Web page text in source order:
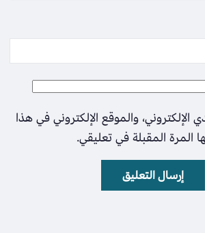
والموقع الإلكتروني في هذا
المرة المقبلة في تعليقي.